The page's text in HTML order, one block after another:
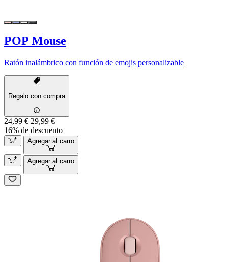
POP Mouse
Ratón inalámbrico con función de emojis personalizable
Regalo con compra
24,99 € 29,99 €
16% de descuento
Agregar al carro
Agregar al carro